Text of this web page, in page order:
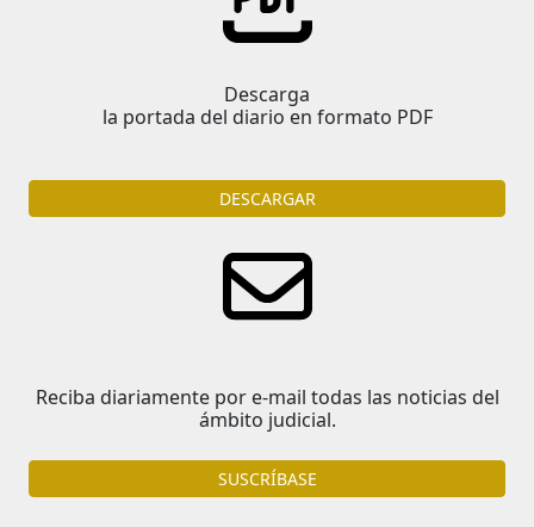
Descarga
la portada del diario en formato PDF
DESCARGAR
Reciba diariamente por e-mail todas las noticias del
ámbito judicial.
SUSCRÍBASE